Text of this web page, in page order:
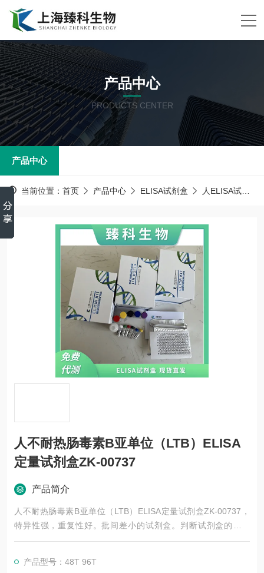
产品中心
PRODUCTS CENTER
产品中心
当前位置： 首页 产品中心 ELISA试剂盒 人ELISA试剂盒
人不耐热肠毒素B亚单位（LTB）ELISA
定量试剂盒ZK-00737
产品简介
人不耐热肠毒素B亚单位（LTB）ELISA定量试剂盒ZK-00737，
特异性强，重复性好。批间差小的试剂盒。判断试剂盒的好与
否，靠的不仅是广告，更应该是靠过硬的技术，稳定的质量，良
有技术指导，是各大高校和研究所合作品牌。期待合作共赢。
产品型号：48T 96T